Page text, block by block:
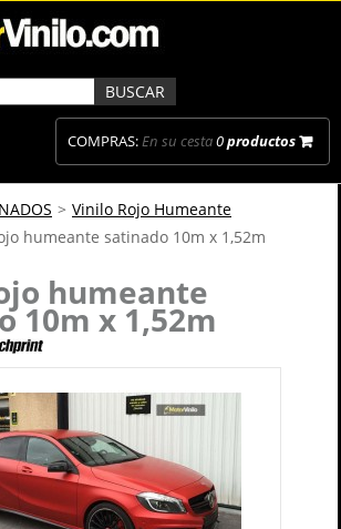
COMPRAS:En su cesta0productos
> Vinilo Rojo Humeante
humeante satinado 10m x 1,52m
humeante
10m x 1,52m